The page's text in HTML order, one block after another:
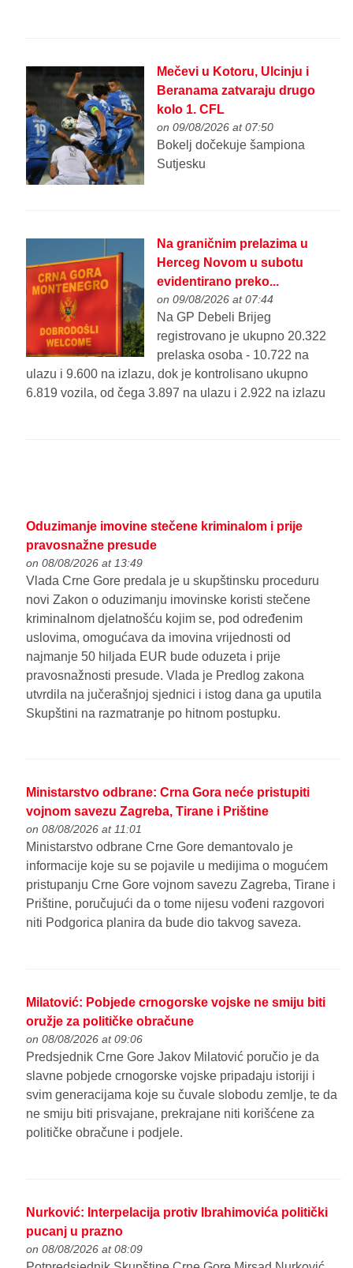
Mečevi u Kotoru, Ulcinju i
Beranama zatvaraju drugo
kolo 1. CFL
on 09/08/2026 at 07:50
Bokelj dočekuje šampiona
Sutjesku
Na graničnim prelazima u
Herceg Novom u subotu
evidentirano preko...
on 09/08/2026 at 07:44
Na GP Debeli Brijeg
registrovano je ukupno 20.322
prelaska osoba - 10.722 na
ulazu i 9.600 na izlazu, dok je kontrolisano ukupno
6.819 vozila, od čega 3.897 na ulazu i 2.922 na izlazu
Oduzimanje imovine stečene kriminalom i prije
pravosnažne presude
on 08/08/2026 at 13:49
Vlada Crne Gore predala je u skupštinsku proceduru
novi Zakon o oduzimanju imovinske koristi stečene
kriminalnom djelatnošću kojim se, pod određenim
uslovima, omogućava da imovina vrijednosti od
najmanje 50 hiljada EUR bude oduzeta i prije
pravosnažnosti presude. Vlada je Predlog zakona
utvrdila na jučerašnjoj sjednici i istog dana ga uputila
Skupštini na razmatranje po hitnom postupku.
Ministarstvo odbrane: Crna Gora neće pristupiti
vojnom savezu Zagreba, Tirane i Prištine
on 08/08/2026 at 11:01
Ministarstvo odbrane Crne Gore demantovalo je
informacije koje su se pojavile u medijima o mogućem
pristupanju Crne Gore vojnom savezu Zagreba, Tirane i
Prištine, poručujući da o tome nijesu vođeni razgovori
niti Podgorica planira da bude dio takvog saveza.
Milatović: Pobjede crnogorske vojske ne smiju biti
oružje za političke obračune
on 08/08/2026 at 09:06
Predsjednik Crne Gore Jakov Milatović poručio je da
slavne pobjede crnogorske vojske pripadaju istoriji i
svim generacijama koje su čuvale slobodu zemlje, te da
ne smiju biti prisvajane, prekrajane niti korišćene za
političke obračune i podjele.
Nurković: Interpelacija protiv Ibrahimovića politički
pucanj u prazno
on 08/08/2026 at 08:09